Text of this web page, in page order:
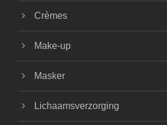
Crèmes
Make-up
Masker
Lichaamsverzorging